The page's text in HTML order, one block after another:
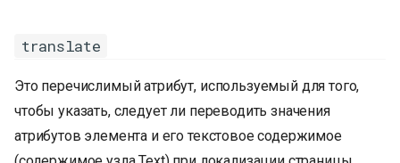
translate
Это перечислимый атрибут, используемый для того,
чтобы указать, следует ли переводить значения
атрибутов элемента и его текстовое содержимое